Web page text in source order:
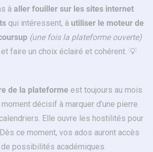
à aller fouiller sur les sites internet
qui intéressent, à utiliser le moteur de
(une fois la plateforme ouverte)
faire un choix éclairé et cohérent. 💡
de la plateforme est toujours au mois
moment décisif à marquer d’une pierre
Elle ouvre les hostilités pour
ce moment, vos ados auront accès
possibilités académiques.